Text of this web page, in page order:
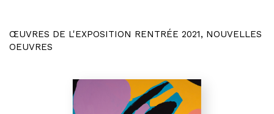
ŒUVRES DE L'EXPOSITION RENTRÉE 2021, NOUVELLES
OEUVRES